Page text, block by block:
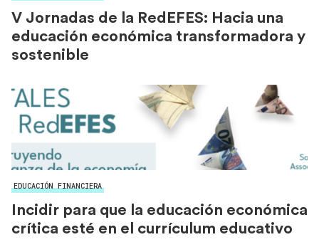
V Jornadas de la RedEFES: Hacia una
educación económica transformadora y
sostenible
EDUCACIÓN FINANCIERA
Incidir para que la educación económica
crítica esté en el currículum educativo